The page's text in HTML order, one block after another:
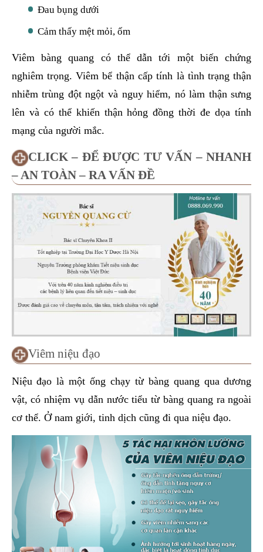
Đau bụng dưới
Cảm thấy mệt mỏi, ốm
Viêm bàng quang có thể dẫn tới một biến chứng
nghiêm trọng. Viêm bể thận cấp tính là tình trạng thận
nhiễm trùng đột ngột và nguy hiểm, nó làm thận sưng
lên và có thể khiến thận hỏng đồng thời đe dọa tính
mạng của người mắc.
CLICK – ĐỂ ĐƯỢC TƯ VẤN – NHANH
– AN TOÀN – RA VẤN ĐỀ
Viêm niệu đạo
Niệu đạo là một ống chạy từ bàng quang qua dương
vật, có nhiệm vụ dẫn nước tiểu từ bàng quang ra ngoài
cơ thể. Ở nam giới, tinh dịch cũng đi qua niệu đạo.